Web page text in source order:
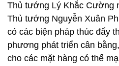
Thủ tướng Lý Khắc Cường
Thủ tướng Nguyễn Xuân
có các biện pháp thúc đẩy
phương phát triển cân
cho các mặt hàng có thế